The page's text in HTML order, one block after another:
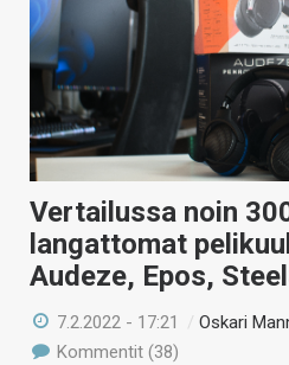
Vertailussa noin
langattomat
Audeze, Epos,
7.2.2022 - 17:21 /Oskari
Kommentit (38)